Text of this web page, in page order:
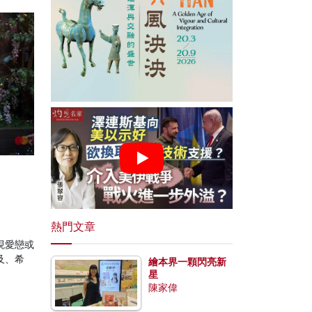
愛戀或
、希
熱門文章
繪本界一顆閃亮新
星
陳家偉